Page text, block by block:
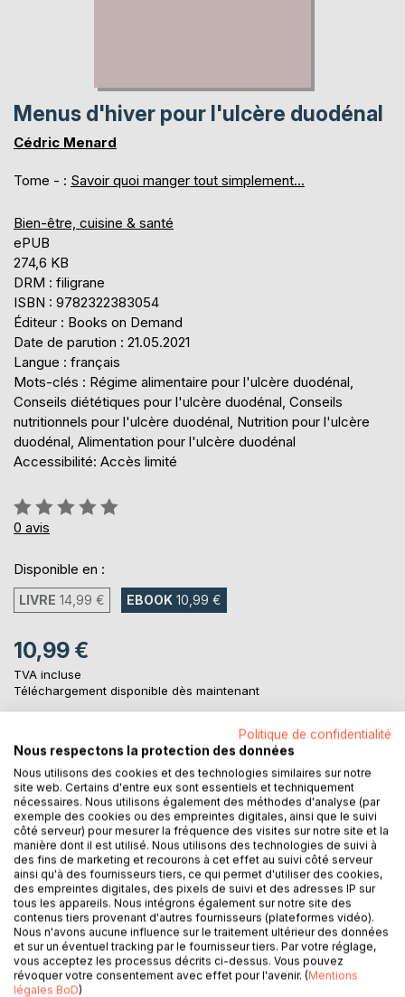
Menus d'hiver pour l'ulcère duodénal
Cédric Menard
Tome - : Savoir quoi manger tout simplement...
Bien-être, cuisine & santé
ePUB
274,6 KB
DRM : filigrane
ISBN : 9782322383054
Éditeur : Books on Demand
Date de parution : 21.05.2021
Langue : français
Mots-clés : Régime alimentaire pour l'ulcère duodénal,
Conseils diététiques pour l'ulcère duodénal, Conseils
nutritionnels pour l'ulcère duodénal, Nutrition pour l'ulcère
duodénal, Alimentation pour l'ulcère duodénal
Accessibilité: Accès limité
Évaluation:
0%
0 avis
Disponible en :
LIVRE 14,99 € EBOOK 10,99 €
10,99 €
TVA incluse
Téléchargement disponible dès maintenant
AJOUTER AU PANIER
Ajouter à ma liste d'envies
Laisser un avis
DESCRIPTION
Politique de confidentialité
Nous respectons la protection des données
Nous utilisons des cookies et des technologies similaires sur notre
site web. Certains d'entre eux sont essentiels et techniquement
nécessaires. Nous utilisons également des méthodes d'analyse (par
exemple des cookies ou des empreintes digitales, ainsi que le suivi
côté serveur) pour mesurer la fréquence des visites sur notre site et la
manière dont il est utilisé. Nous utilisons des technologies de suivi à
des fins de marketing et recourons à cet effet au suivi côté serveur
ainsi qu'à des fournisseurs tiers, ce qui permet d'utiliser des cookies,
des empreintes digitales, des pixels de suivi et des adresses IP sur
tous les appareils. Nous intégrons également sur notre site des
contenus tiers provenant d'autres fournisseurs (plateformes vidéo).
Nous n'avons aucune influence sur le traitement ultérieur des données
et sur un éventuel tracking par le fournisseur tiers. Par votre réglage,
vous acceptez les processus décrits ci-dessus. Vous pouvez
révoquer votre consentement avec effet pour l'avenir. (Mentions
légales BoD)